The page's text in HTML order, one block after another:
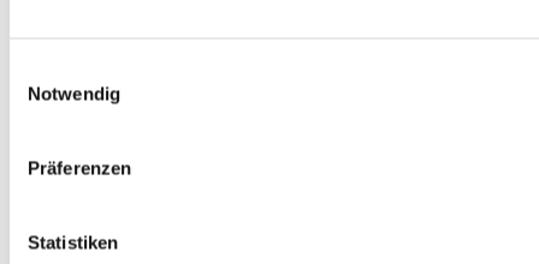
Notwendig
Präferenzen
Statistiken
Newsletter
Widerrufsbelehrung
Versandkosten
Erklärung zur Barrierefreiheit